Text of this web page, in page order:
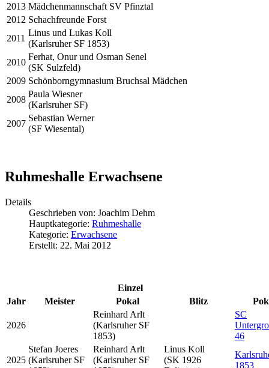
2013 Mädchenmannschaft SV Pfinztal
2012 Schachfreunde Forst
2011
Linus und Lukas Koll
(Karlsruher SF 1853)
2010
Ferhat, Onur und Osman Senel
(SK Sulzfeld)
2009 Schönborngymnasium Bruchsal Mädchen
2008
Paula Wiesner
(Karlsruher SF)
2007
Sebastian Werner
(SF Wiesental)
Ruhmeshalle Erwachsene
Details
Geschrieben von: Joachim Dehm
Hauptkategorie: Ruhmeshalle
Kategorie: Erwachsene
Erstellt: 22. Mai 2012
Einzel
Jahr
Meister Pokal Blitz
2026
Reinhard Arlt
(Karlsruher SF
1853)
SC
46
2025
Stefan Joeres
(Karlsruher SF
Reinhard Arlt
(Karlsruher SF
Linus Koll
(SK 1926
1853